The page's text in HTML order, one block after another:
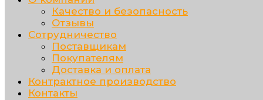
Качество и безопасность
Отзывы
Сотрудничество
Поставщикам
Покупателям
Доставка и оплата
Контрактное производство
Контакты